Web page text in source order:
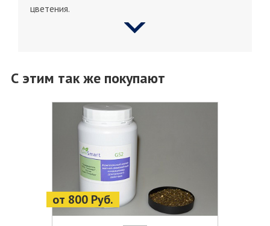
цветения.
С этим так же покупают
от 800 Руб.